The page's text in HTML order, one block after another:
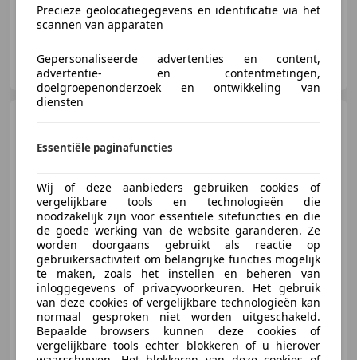
Autohandel Henk Heikamp
NL-3903 LK VEENENDAAL
€ 3.650
01/2003 281.359 km Benzine 130 kW (177 PK)
Autohandel Henk Heikamp
Precieze geolocatiegegevens en identificatie via het
scannen van apparaten
Gepersonaliseerde advertenties en content,
advertentie- en contentmetingen,
doelgroepenonderzoek en ontwikkeling van
diensten
Essentiële paginafuncties
Wij of deze aanbieders gebruiken cookies of
vergelijkbare tools en technologieën die
noodzakelijk zijn voor essentiële sitefuncties en die
de goede werking van de website garanderen. Ze
worden doorgaans gebruikt als reactie op
gebruikersactiviteit om belangrijke functies mogelijk
te maken, zoals het instellen en beheren van
inloggegevens of privacyvoorkeuren. Het gebruik
van deze cookies of vergelijkbare technologieën kan
normaal gesproken niet worden uitgeschakeld.
Bepaalde browsers kunnen deze cookies of
vergelijkbare tools echter blokkeren of u hierover